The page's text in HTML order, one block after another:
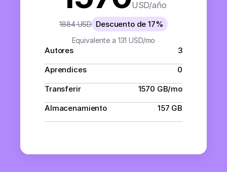
USD/año
1884 USD Descuento de 17%
Equivalente a 131 USD/mo
Autores
3
Aprendices
0
Transferir
1570 GB/mo
Almacenamiento
157 GB